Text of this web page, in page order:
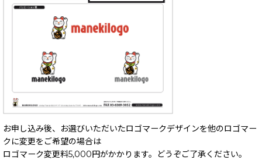
お申し込み後、お選びいただいたロゴマークデザインを他のロゴマー
クに変更をご希望の場合は
ロゴマーク変更料5,000円がかかります。どうぞご了承ください。